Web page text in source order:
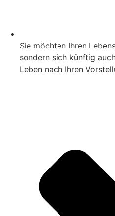
Sie möchten Ihren
sondern sich künftig
Leben nach Ihren